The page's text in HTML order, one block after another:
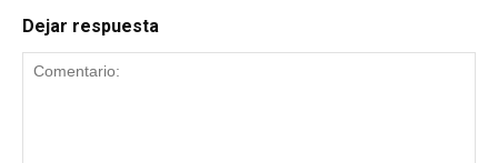
Dejar respuesta